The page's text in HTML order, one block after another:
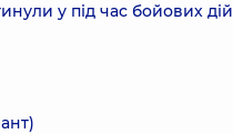
у під час бойових дій